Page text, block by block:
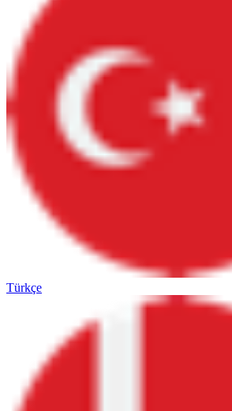
Türkçe